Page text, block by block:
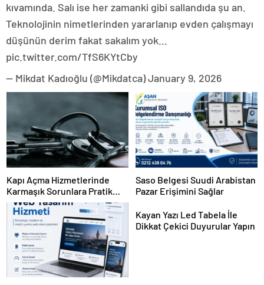
kıvamında. Salı ise her zamanki gibi sallandıda şu an.
Teknolojinin nimetlerinden yararlanıp evden çalışmayı
düşünün derim fakat sakalım yok…
pic.twitter.com/TfS6KYtCby
— Mikdat Kadıoğlu (@Mikdatca) January 9, 2026
Kapı Açma Hizmetlerinde
Karmaşık Sorunlara Pratik
Çözümler
Saso Belgesi Suudi Arabistan
Pazar Erişimini Sağlar
Kayan Yazı Led Tabela İle
Dikkat Çekici Duyurular Yapın